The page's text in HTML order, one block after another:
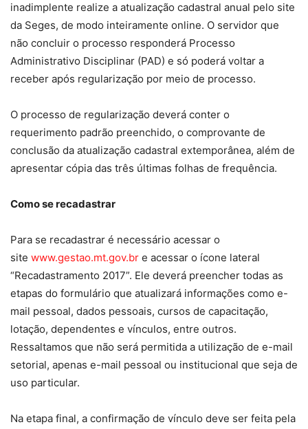
inadimplente realize a atualização cadastral anual pelo site
da Seges, de modo inteiramente online. O servidor que
não concluir o processo responderá Processo
Administrativo Disciplinar (PAD) e só poderá voltar a
receber após regularização por meio de processo.
O processo de regularização deverá conter o
requerimento padrão preenchido, o comprovante de
conclusão da atualização cadastral extemporânea, além de
apresentar cópia das três últimas folhas de frequência.
Como se recadastrar
Para se recadastrar é necessário acessar o
site www.gestao.mt.gov.br e acessar o ícone lateral
“Recadastramento 2017”. Ele deverá preencher todas as
etapas do formulário que atualizará informações como e-
mail pessoal, dados pessoais, cursos de capacitação,
lotação, dependentes e vínculos, entre outros.
Ressaltamos que não será permitida a utilização de e-mail
setorial, apenas e-mail pessoal ou institucional que seja de
uso particular.
Na etapa final, a confirmação de vínculo deve ser feita pela